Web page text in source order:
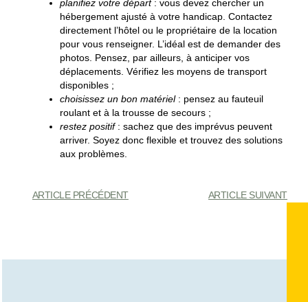
planifiez votre départ: vous devez chercher un
hébergementajusté à votre handicap. Contactez
directement l’hôtel ou le propriétaire de la location
pour vous renseigner. L’idéal est de demander des
photos. Pensez, par ailleurs, à anticiper vos
déplacements. Vérifiez les moyens de transport
disponibles ;
choisissez un bon matériel: pensez au fauteuil
roulant et à la trousse de secours ;
restez positif: sachez que des imprévus peuvent
arriver. Soyez donc flexible et trouvez des solutions
aux problèmes.
ARTICLE PRÉCÉDENT ARTICLE SUIVANT